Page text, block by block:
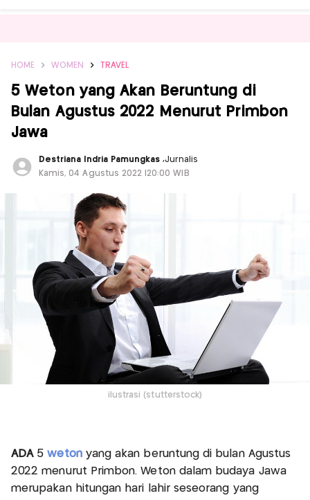
HOME WOMEN TRAVEL
5 Weton yang Akan Beruntung di
Bulan Agustus 2022 Menurut Primbon
Jawa
Destriana Indria Pamungkas,Jurnalis
Kamis, 04 Agustus 2022 |20:00 WIB
ilustrasi (stutterstock)
ADA5 weton yang akan beruntung di bulan Agustus
2022 menurut Primbon. Weton dalam budaya Jawa
merupakan hitungan hari lahir seseorang yang